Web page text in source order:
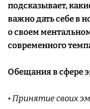
подсказывает,
важно дать себе в
о своем
современного
Обещания в сфере
•Принятие своих